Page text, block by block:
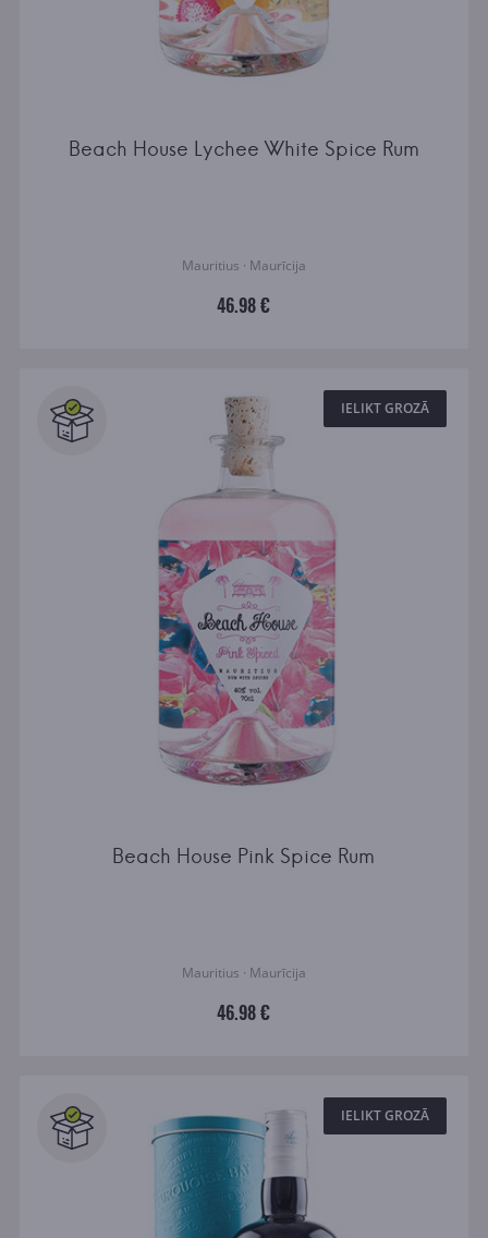
Beach House Lychee White Spice Rum
Mauritius · Maurīcija
46.98 €
IELIKT GROZĀ
Beach House Pink Spice Rum
Mauritius · Maurīcija
46.98 €
IELIKT GROZĀ